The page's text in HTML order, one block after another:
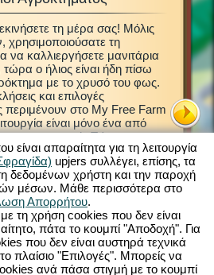
τη μέρα σας! Μόλις
χρησιμοποιούσατε τη
να καλλιεργήσετε μανιτάρια
ο ήλιος είναι ήδη πίσω
με το χρυσό του φως.
και επιλογές
στο My Free Farm
είναι μόνο ένα από
Τώρα
το επιτυχημένο παιχνίδι
PC σας. Η έκδοση του
την ίδια εκπληκτική
αγροκτήματος που
Φροντίστε ζώα,
σας, φέρτε τη
νόστιμα προϊόντα για
Εγγραφείτε τώρα δωρεάν και
Αυτό
Μέσα
να
φυτά.
αγαθά
σας,
ζωικά
απαραίτητα για τη λειτουργία
upjers συλλέγει, επίσης, τα
δεδομένων χρήστη και την παροχή
μέσων. Μάθε περισσότερα στο
Απορρήτου.
τη χρήση cookies που δεν είναι
πάτα το κουμπί "Αποδοχή". Για
που δεν είναι αυστηρά τεχνικά
πλαίσιο "Επιλογές". Μπορείς να
ανά πάσα στιγμή με το κουμπί